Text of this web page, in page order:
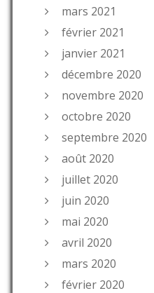
mars 2021
février 2021
janvier 2021
décembre 2020
novembre 2020
octobre 2020
septembre 2020
août 2020
juillet 2020
juin 2020
mai 2020
avril 2020
mars 2020
février 2020